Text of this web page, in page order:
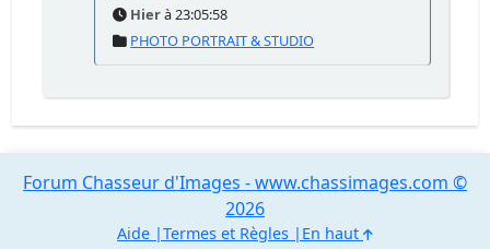
Hierà 23:05:58
PHOTO PORTRAIT & STUDIO
Forum Chasseur d'Images - www.chassimages.com ©
2026
Aide Termes et Règles En haut